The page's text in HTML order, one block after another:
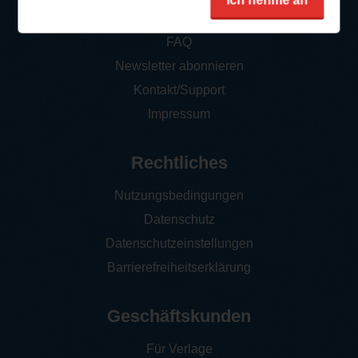
So funktioniert‘s
FAQ
Newsletter abonnieren
Kontakt/Support
Impressum
Rechtliches
Nutzungsbedingungen
Datenschutz
Datenschutzeinstellungen
Barrierefreiheitserklärung
Geschäftskunden
Für Verlage